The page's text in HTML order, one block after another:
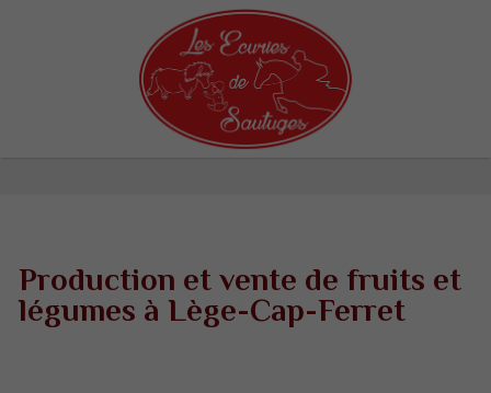
Production et vente de fruits et
légumes à Lège-Cap-Ferret